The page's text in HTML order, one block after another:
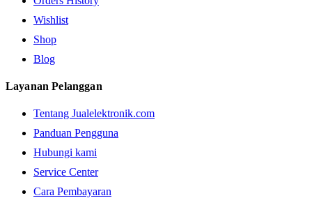
Wishlist
Shop
Blog
Layanan Pelanggan
Tentang Jualelektronik.com
Panduan Pengguna
Hubungi kami
Service Center
Cara Pembayaran